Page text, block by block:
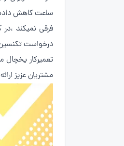
ساعت کاهش داده
فرقی نمیکند
درخواست
مشتریان عزیز